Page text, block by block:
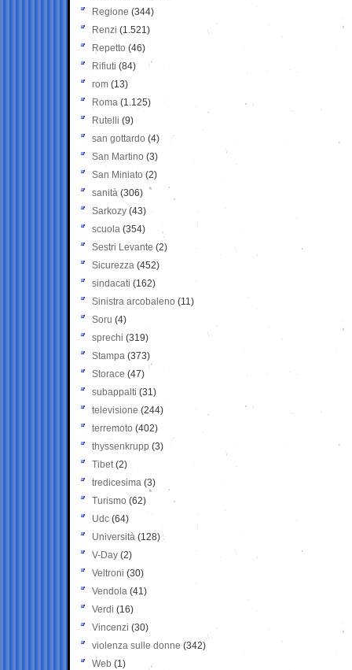
Regione (344)
Renzi (1.521)
Repetto (46)
Rifiuti (84)
rom (13)
Roma (1.125)
Rutelli (9)
san gottardo (4)
San Martino (3)
San Miniato (2)
sanità (306)
Sarkozy (43)
scuola (354)
Sestri Levante (2)
Sicurezza (452)
sindacati (162)
Sinistra arcobaleno (11)
Soru (4)
sprechi (319)
Stampa (373)
Storace (47)
subappalti (31)
televisione(244)
terremoto (402)
thyssenkrupp (3)
Tibet(2)
tredicesima (3)
Turismo (62)
Udc (64)
Università (128)
V-Day (2)
Veltroni (30)
Vendola (41)
Verdi (16)
Vincenzi (30)
violenza sulle donne (342)
Web (1)